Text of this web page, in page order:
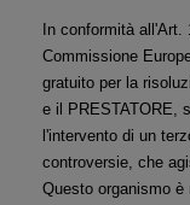
In conformità
Commissione
gratuito per la
e il PRESTATORE,
l'intervento di un
controversie, che
Questo organismo è